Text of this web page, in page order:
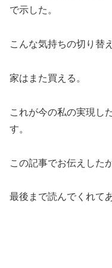
で示した。
こんな気持ちの切り替
家はまた買える。
これが今の私の実現し
す。
この記事でお伝えした
最後まで読んでくれて